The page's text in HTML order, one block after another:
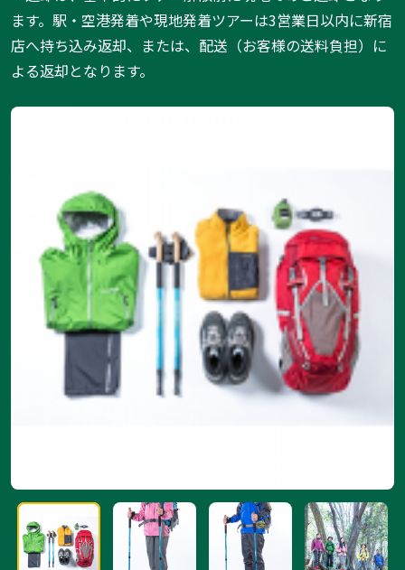
ます。駅・空港発着や現地発着ツアーは3営業日以内に新宿
店へ持ち込み返却、または、配送（お客様の送料負担）に
よる返却となります。